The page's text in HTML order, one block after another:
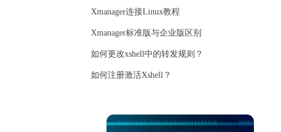
Xmanager连接Linux教程
Xmanager标准版与企业版区别
如何更改xshell中的转发规则？
如何注册激活Xshell？